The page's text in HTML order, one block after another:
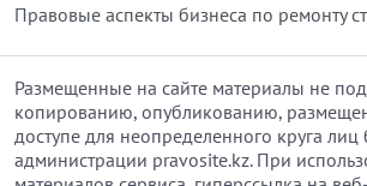
Правовые аспекты бизнеса по ремонту
Размещенные на сайте материалы не
копированию, опубликованию,
доступе для неопределенного круга
администрации pravosite.kz. При